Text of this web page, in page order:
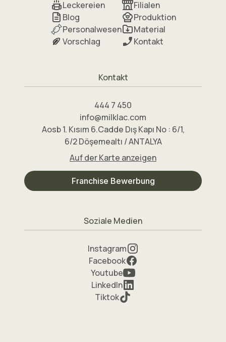
Leckereien
Blog
Personalwesen
Vorschlag
Filialen
Produktion
Material
Kontakt
Kontakt
444 7 450
info@milklac.com
Aosb 1. Kısım 6.Cadde Dış Kapı No : 6/1,
6/2 Döşemealtı / ANTALYA
Auf der Karte anzeigen
Franchise Bewerbung
Soziale Medien
Instagram
Facebook
Youtube
LinkedIn
Tiktok